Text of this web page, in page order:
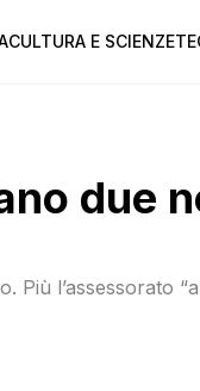
CULTURA E SCIENZE
due
Più l’assessorato